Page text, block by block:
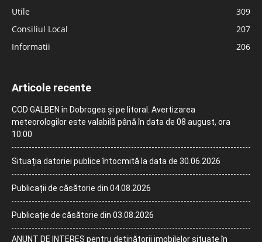
Utile
309
Consiliul Local
207
Informatii
206
Articole recente
COD GALBEN în Dobrogea și pe litoral. Avertizarea
meteorologilor este valabilă până în data de 08 august, ora
10:00
Situația datoriei publice întocmită la data de 30.06.2026
Publicații de căsătorie din 04.08.2026
Publicație de căsătorie din 03.08.2026
ANUNȚ DE INTERES pentru deținătorii imobilelor situate în